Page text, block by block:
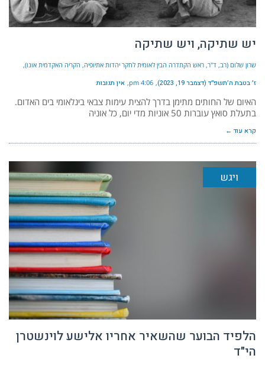
יש שתיקה, ויש שתיקה
שרון שלום (רב, ד"ר, ראש הקתדרה הבין לאומית לחקר יהדות אתיופיה, הקריה האקדמית אונו)
ז׳ בטבת ה׳תשפ״ד (דצמבר 19, 2023) 4:06 pm אין תגובות
האיום של החותים מתימן בדרך להצית עימות צבאי בינלאומי בים האדום.
בתעלת סואץ עוברות 50 אוניות מדי יום, כל אוניה
קרא עוד ←
ויגש
הלפיד הבוער שהשאיר אחריו אלישע לוינשטרן
הי"ד